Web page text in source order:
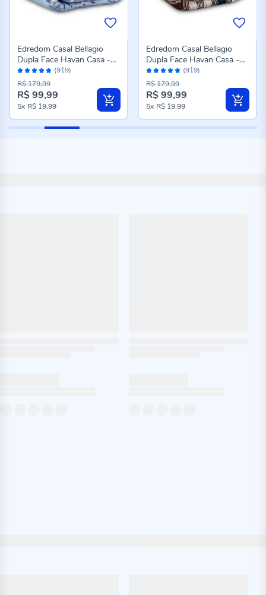
Avaliação:
96%
(919)
Edredom Casal Bellagio
Dupla Face Havan Casa -
Jade Floral Azul
Preço
especial
R$ 99,99
R$ 179,99
5x R$ 19,99
Avaliação:
96%
(919)
Edredom Casal Bellagio
Dupla Face Havan Casa -
Caio Geo Azul
Preço
especial
R$ 99,99
R$ 179,99
5x R$ 19,99